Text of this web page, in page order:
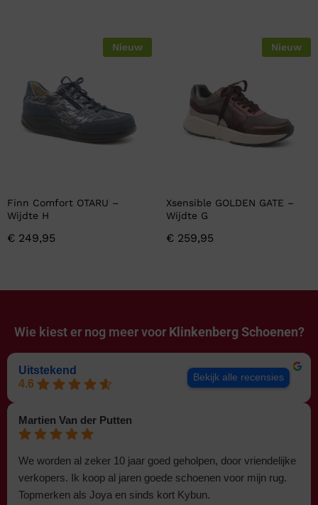
Nieuw
Finn Comfort OTARU –
Wijdte H
€ 249,95
Nieuw
Xsensible GOLDEN GATE –
Wijdte G
€ 259,95
Wie kiest er nog meer voor Klinkenberg Schoenen?
Uitstekend
4.6
Bekijk alle recensies
Martien Van der Putten
We worden al zeker 10 jaar goed geholpen, door vriendelijke
verkopers. Ik koop al jaren goede schoenen voor mijn rug.
Topmerken als Joya en sinds kort Kybun.